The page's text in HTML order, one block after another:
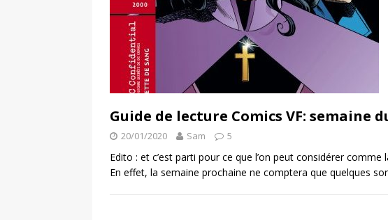
Guide de lecture Comics VF: semaine
20/01/2020 Sam 5
Edito : et c’est parti pour ce que l’on peut considérer
En effet, la semaine prochaine ne comptera que quelques